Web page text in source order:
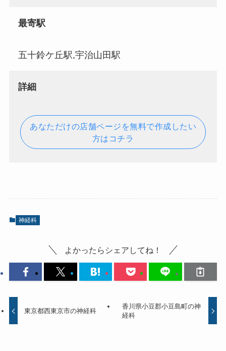
最寄駅
五十鈴ケ丘駅,宇治山田駅
詳細
あなただけの店舗ページを無料で作成したい
方はコチラ
神経科
よかったらシェアしてね！
東京都西東京市の神経科
香川県小豆郡小豆島町の神
経科